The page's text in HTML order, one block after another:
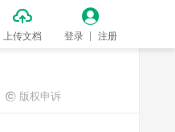

上传文档

登录 注册
 版权申诉